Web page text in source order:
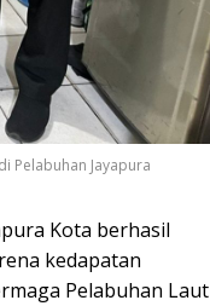
Pelabuhan Jayapura
Kota berhasil
kedapatan
Pelabuhan Laut